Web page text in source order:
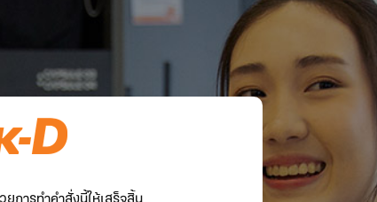
การทำคำสั่งนี้ให้เสร็จสิ้น